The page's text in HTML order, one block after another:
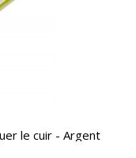
le cuir - Argent